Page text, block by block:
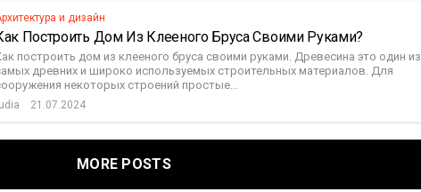
и дизайн
Построить Дом Из Клееного Бруса Своими Руками?
построить дом из клееного бруса своими руками. Древесина это один из
древних и широко используемых строительных материалов. Для
некоторых строений простые...
21.07.2024
MORE POSTS